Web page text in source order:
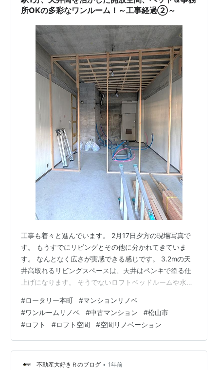
所OKの多彩なワンルーム！～工事経過②～
工事も着々と進んでいます。 2月17日夕方の現場写真で
す。 もうすでにリビングとその他に分かれてきていま
す。 なんとなく広さが実感できる感じです。 3.2mの天
井高取れるリビングスペースは、天井はペンキで塗る仕
上げになります。 そうでないロフトベッドルームや水回
プルに修正してみました。 この水回りの給排水工事が進
んできております。 とにかく踏まないように、狂わさな
いように現場で写真撮ります。 ちなみに赤いのがお湯、
水色の管が水になります。 洗面化粧台、シャワー、キッ
チンがお湯と水です。 緻密に角度も計算されて施工して
ます、水漏れの事故がないこ…
#ロータリー本町 #マンションリノベ
#ワンルームリノベ #中古マンション #松山市
#ロフト #ロフト空間 #空間リノベーション
不動産大好きＲのブログ • 1年前